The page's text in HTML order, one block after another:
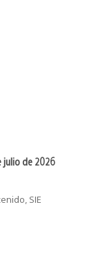
julio de 2026
SIE